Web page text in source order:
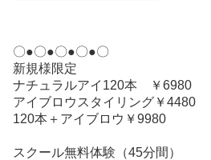
〇●〇●〇●〇●〇
新規様限定
ナチュラルアイ120本 ￥6980
アイブロウスタイリング￥4480
120本＋アイブロウ￥9980
スクール無料体験（45分間）